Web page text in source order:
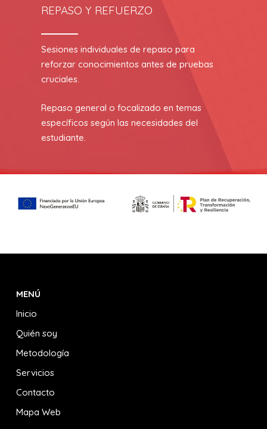
REPASO Y REFUERZO
Sesiones individuales de repaso para
reforzar conocimientos antes de pruebas
cruciales.
Repaso general o focalizado en temas
específicos según las necesidades del
estudiante.
MENÚ
Inicio
Quién soy
Metodología
Servicios
Contacto
Mapa Web